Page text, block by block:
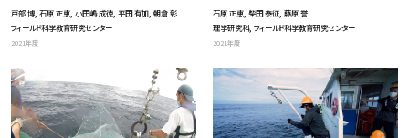
戸部 博, 石原 正恵, 小田嶋 成徳, 平田 有加, 朝倉 彰
フィールド科学教育研究センター
2021年度
石原 正恵, 柴田 泰征, 藤原 誉
理学研究科, フィールド科学教育研究センター
2021年度